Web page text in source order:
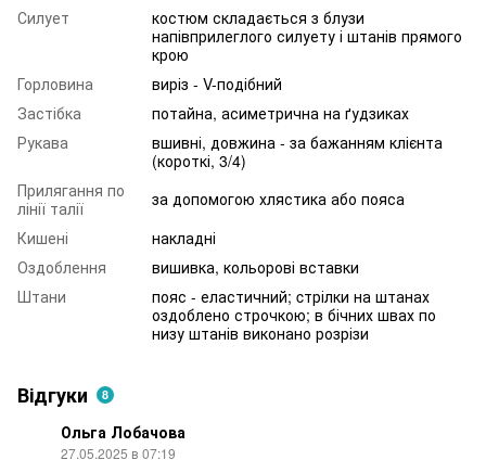
Силует
костюм складається з блузи
напівприлеглого силуету і штанів прямого
крою
Горловина
виріз - V-подібний
Застібка
потайна, асиметрична на ґудзиках
Рукава
вшивні, довжина - за бажанням клієнта
(короткі, 3/4)
Прилягання по
лінії талії
за допомогою хлястика або пояса
Кишені
накладні
Оздоблення
вишивка, кольорові вставки
Штани
пояс - еластичний; cтрілки на штанах
оздоблено строчкою; в бічних швах по
низу штанів виконано розрізи
Відгуки 8
Ольга Лобачова
27.05.2025 в 07:19